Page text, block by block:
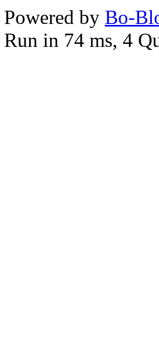
Powered by Bo-
Run in 74 ms, 4